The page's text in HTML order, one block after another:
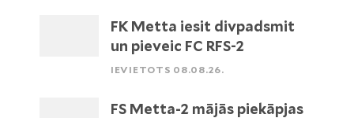
FK Metta iesit divpadsmit
un pieveic FC RFS-2
IEVIETOTS 08.08.26.
FS Metta-2 mājās piekāpjas